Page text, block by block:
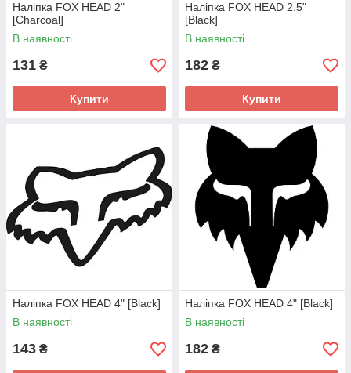
Наліпка FOX HEAD 2"
[Charcoal]
В наявності
131 ₴
Купити
Наліпка FOX HEAD 2.5"
[Black]
В наявності
182 ₴
Купити
Наліпка FOX HEAD 4" [Black]
В наявності
143 ₴
Наліпка FOX HEAD 4" [Black]
В наявності
182 ₴